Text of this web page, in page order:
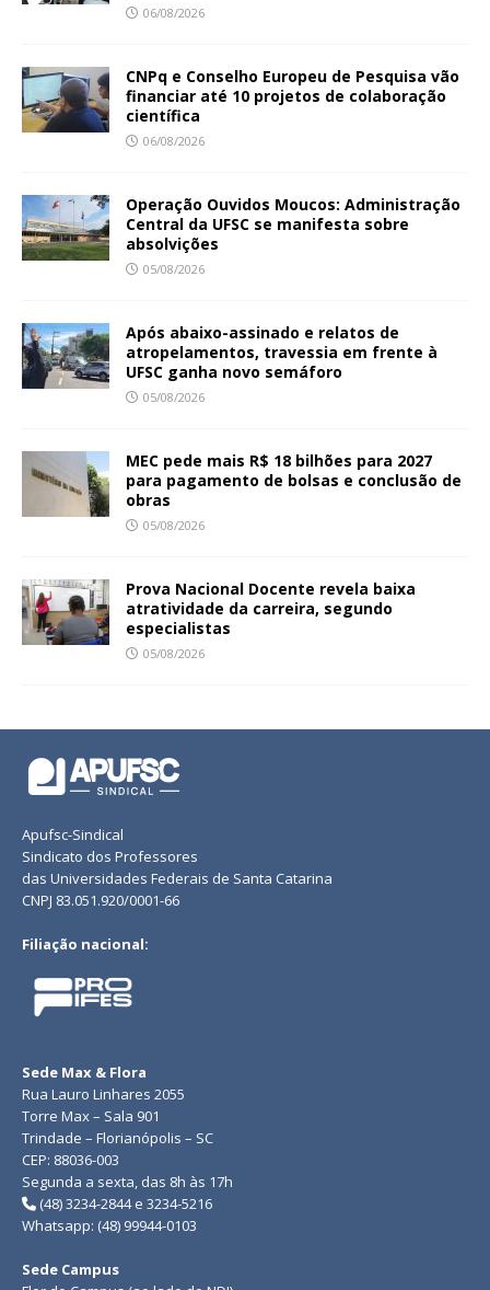
06/08/2026
CNPq e Conselho Europeu de Pesquisa vão
financiar até 10 projetos de colaboração
científica
06/08/2026
Operação Ouvidos Moucos: Administração
Central da UFSC se manifesta sobre
absolvições
05/08/2026
Após abaixo-assinado e relatos de
atropelamentos, travessia em frente à
UFSC ganha novo semáforo
05/08/2026
MEC pede mais R$ 18 bilhões para 2027
para pagamento de bolsas e conclusão de
obras
05/08/2026
Prova Nacional Docente revela baixa
atratividade da carreira, segundo
especialistas
05/08/2026
Apufsc-Sindical
Sindicato dos Professores
das Universidades Federais de Santa Catarina
CNPJ 83.051.920/0001-66
Filiação nacional:
Sede Max & Flora
Rua Lauro Linhares 2055
Torre Max – Sala 901
Trindade – Florianópolis – SC
CEP: 88036-003
Segunda a sexta, das 8h às 17h
(48) 3234-2844 e 3234-5216
Whatsapp: (48) 99944-0103
Sede Campus